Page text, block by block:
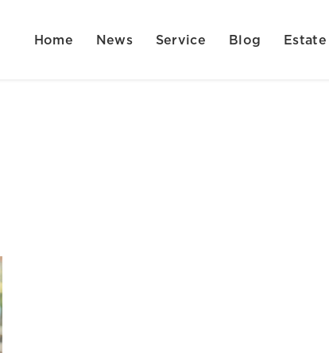
Home News Service Blog Estate